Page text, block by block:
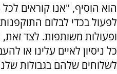
הוא הוסיף, "אנו קוראים
לפעול בכדי לבלום
ופעולות משותפות. לצד
כל ניסיון לאיים עלינו או
לשלוחים שלהם בגבולות